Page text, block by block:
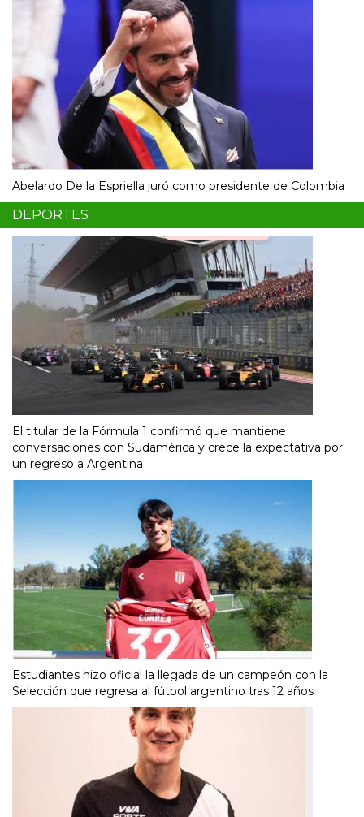
Abelardo De la Espriella juró como presidente de Colombia
DEPORTES
El titular de la Fórmula 1 confirmó que mantiene
conversaciones con Sudamérica y crece la expectativa por
un regreso a Argentina
Estudiantes hizo oficial la llegada de un campeón con la
Selección que regresa al fútbol argentino tras 12 años